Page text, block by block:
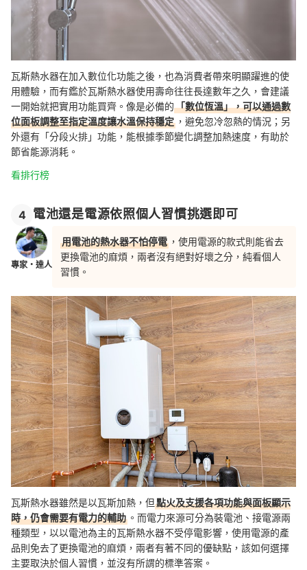
瓦斯熱水器在加入數位化功能之後，也為消費者帶來明顯躍進的使
用體驗，而有鑑於瓦斯熱水器使用壽命往往長達數年之久，會建議
一開始就把實用功能買齊。像是必備的「數位恆溫」，可以通過數
位面板調整至指定溫度讓水溫保持穩定 ，避免忽冷忽熱的情況；另
外還有「分段火排」功能，能根據季節變化調整加熱速度，有助於
節省能源消耗。
看排行榜
4 電池還是電源依照個人習慣挑選即可
專家・達人
用電池的熱水器不怕停電 ，使用電源的款式則能省去
更換電池的麻煩，兩者沒有絕對好壞之分，純看個人
習慣。
瓦斯熱水器雖然是以瓦斯加熱，但點火及支援各項功能與面板顯示
時，仍會需要有電力的輔助 。而電力來源可分為裝電池、接電源兩
種類型，以以電池為主的瓦斯熱水器不受停電影響，使用電源的產
品則免去了更換電池的麻煩，兩者有著不同的優缺點，該如何選擇
主要取決於個人習慣，並沒有所謂的標準答案。